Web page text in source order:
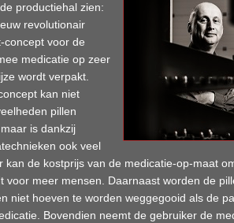
productiehal zien:
revolutionair
concept voor de
medicatie op zeer
wordt verpakt.
kan niet
pillen
is dankzij
ook veel
kan de kostprijs van de medicatie-op-maat
voor meer mensen. Daarnaast worden de
niet hoeven te worden weggegooid als de
Bovendien neemt de gebruiker de